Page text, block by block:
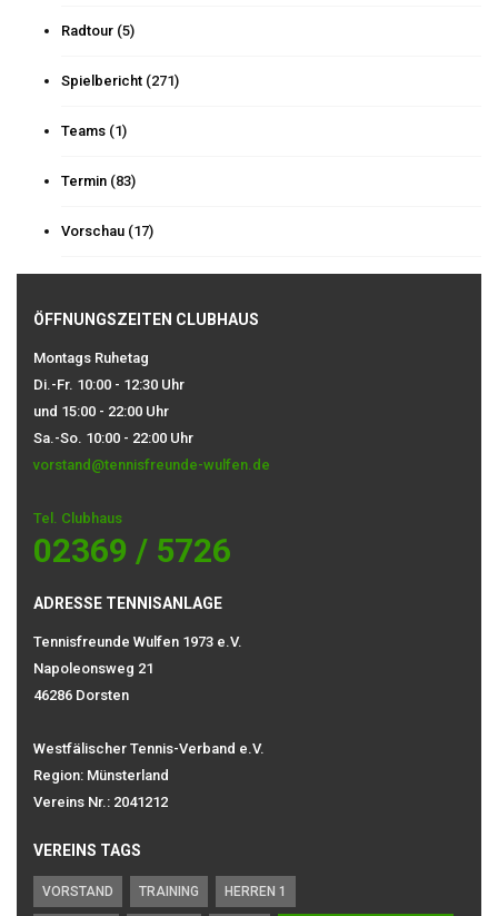
Radtour (5)
Spielbericht (271)
Teams (1)
Termin (83)
Vorschau (17)
ÖFFNUNGSZEITEN CLUBHAUS
Montags Ruhetag
Di.-Fr. 10:00 - 12:30 Uhr
und 15:00 - 22:00 Uhr
Sa.-So. 10:00 - 22:00 Uhr
vorstand@tennisfreunde-wulfen.de
Tel. Clubhaus
02369 / 5726
ADRESSE TENNISANLAGE
Tennisfreunde Wulfen 1973 e.V.
Napoleonsweg 21
46286 Dorsten
Westfälischer Tennis-Verband e.V.
Region: Münsterland
Vereins Nr.: 2041212
VEREINS TAGS
VORSTAND TRAINING HERREN 1